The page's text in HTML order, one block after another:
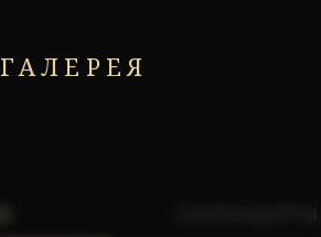
ГАЛЕРЕЯ